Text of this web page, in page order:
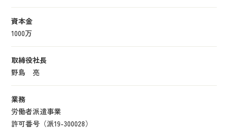
資本金
1000万
取締役社長
野島 亮
業務
労働者派遣事業
許可番号（派19-300028）